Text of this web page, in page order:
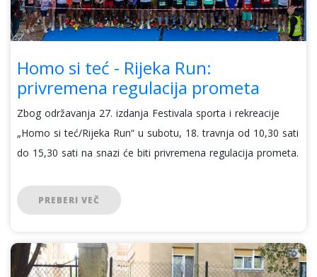
Homo si teć - Rijeka Run:
privremena regulacija prometa
Zbog održavanja 27. izdanja Festivala sporta i rekreacije
„Homo si teć/Rijeka Run“ u subotu, 18. travnja od 10,30 sati
do 15,30 sati na snazi će biti privremena regulacija prometa.
PREBERI VEČ